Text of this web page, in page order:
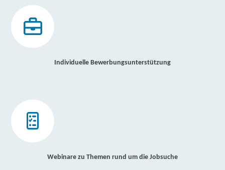
Individuelle Bewerbungsunterstützung
Webinare zu Themen rund um die Jobsuche